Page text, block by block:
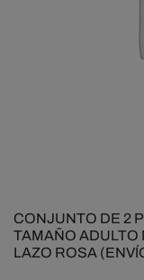
CONJUNTO DE 2
TAMAÑO ADULTO
LAZO ROSA